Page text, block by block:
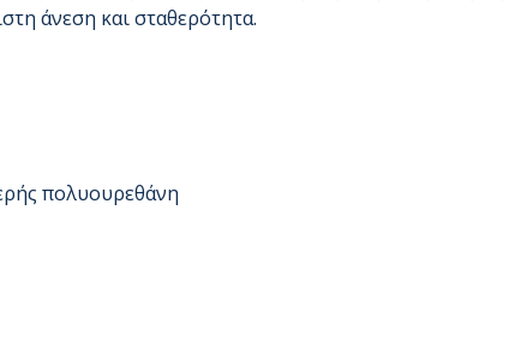
άνεση και σταθερότητα.
πολυουρεθάνη